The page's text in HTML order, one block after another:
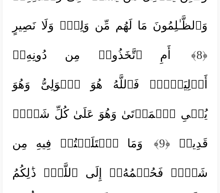
وَٱلظَّـٰلِمُونَ مَا لَهُم مِّن وَلِیࣲّ وَلَا نَصِیرٍ
﴿8﴾ أَمِ ٱتَّخَذُوا۟ مِن دُونِهِۦۤ
أَوۡلِیَاۤءَۖ فَٱللَّهُ هُوَ ٱلۡوَلِیُّ وَهُوَ
یُحۡیِ ٱلۡمَوۡتَىٰ وَهُوَ عَلَىٰ كُلِّ شَیۡءࣲ
قَدِیرࣱ ﴿9﴾ وَمَا ٱخۡتَلَفۡتُمۡ فِیهِ مِن
شَیۡءࣲ فَحُكۡمُهُۥۤ إِلَى ٱللَّهِۚ ذَ ٰ⁠لِكُمُ